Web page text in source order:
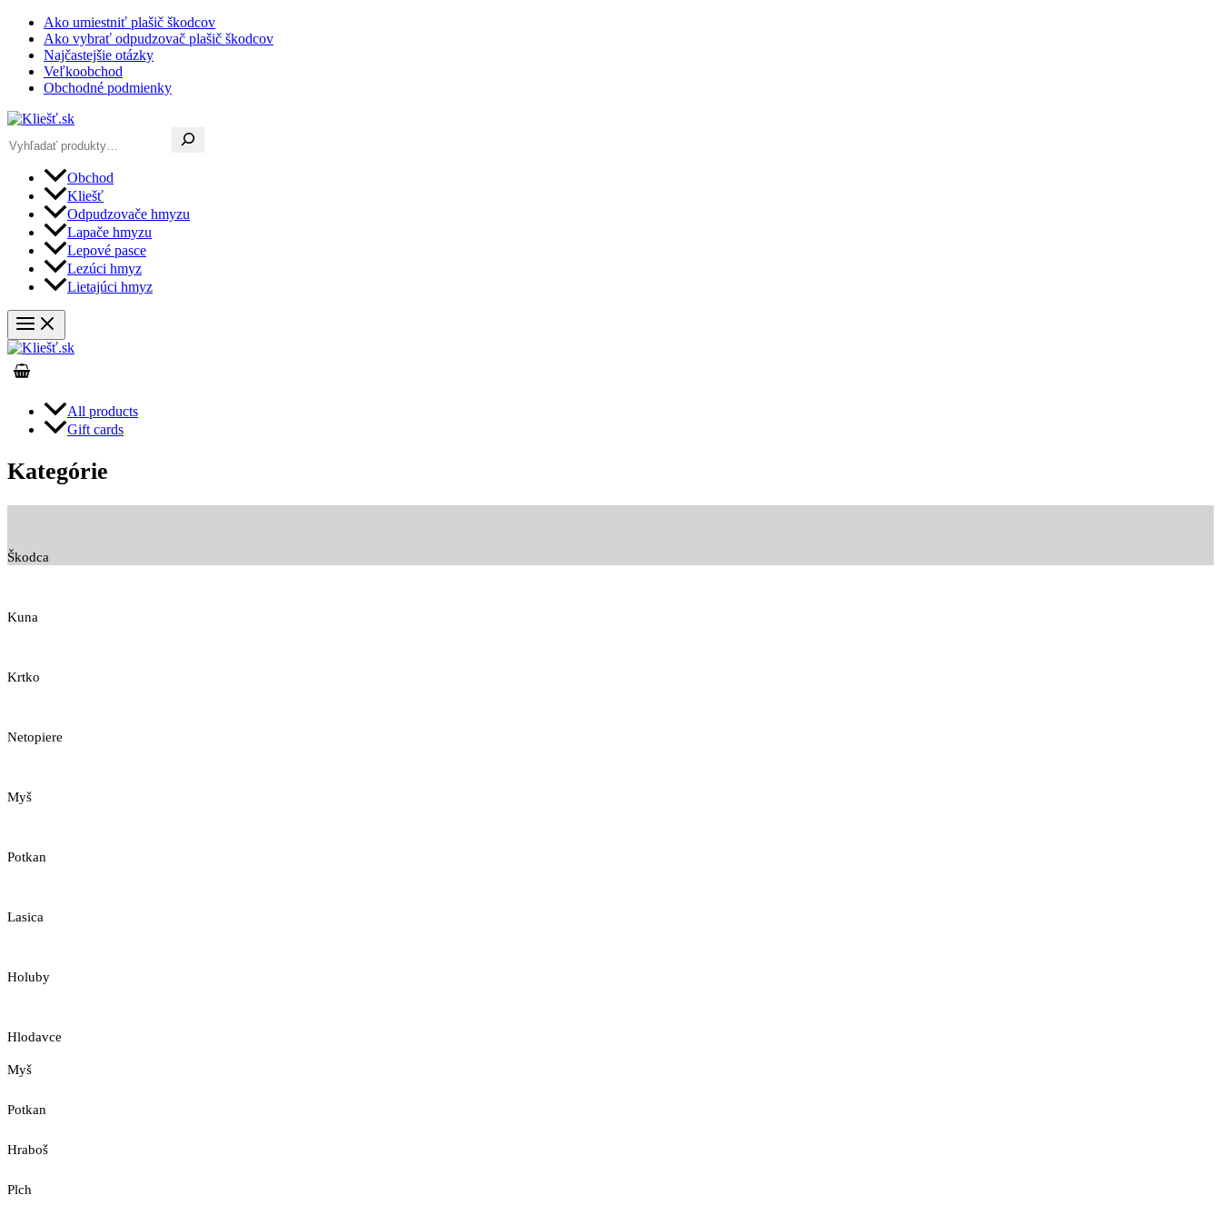
Preskočiť
obsah
Ako umiestniť plašič škodcov
Ako vybrať odpudzovač plašič škodcov
Najčastejšie otázky
Veľkoobchod
Obchodné podmienky
Obchod
Kliešť
Odpudzovače hmyzu
Lapače hmyzu
Lepové pasce
Lezúci hmyz
Lietajúci hmyz
All products
Gift cards
Kategórie
Škodca
Kuna
Krtko
Netopiere
Myš
Potkan
Lasica
Holuby
Hlodavce
Myš
Potkan
Hraboš
Plch